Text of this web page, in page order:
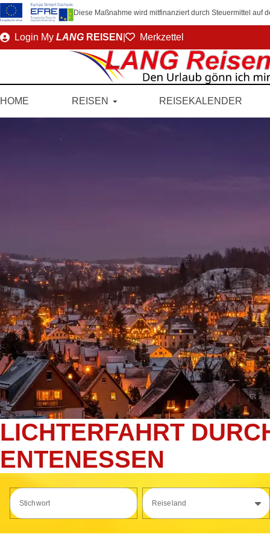
Diese Maßnahme wird mitfinanziert durch Steuermittel auf
DirektLogin My LANG REISEN Merkzettel
HOME REISEN REISEKALENDER
LICHTERFAHRT
ENTENESSEN
Stichwort Reiseland